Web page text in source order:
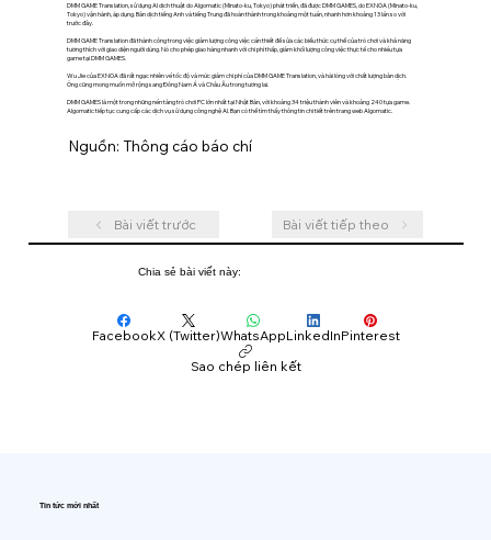
DMM GAME Translation, sử dụng AI dịch thuật do Algomatic (Minato-ku, Tokyo) phát triển, đã được DMM GAMES, do EXNOA (Minato-ku,
Tokyo) vận hành, áp dụng. Bản dịch tiếng Anh và tiếng Trung đã hoàn thành trong khoảng một tuần, nhanh hơn khoảng 13 lần so với
trước đây.
DMM GAME Translation đã thành công trong việc giảm lượng công việc cần thiết để sửa các biểu thức cụ thể của trò chơi và khả năng
tương thích với giao diện người dùng. Nó cho phép giao hàng nhanh với chi phí thấp, giảm khối lượng công việc thực tế cho nhiều tựa
game tại DMM GAMES.
Wu Jie của EXNOA đã rất ngạc nhiên về tốc độ và mức giảm chi phí của DMM GAME Translation, và hài lòng với chất lượng bản dịch.
Ông cũng mong muốn mở rộng sang Đông Nam Á và Châu Âu trong tương lai.
DMM GAMES là một trong những nền tảng trò chơi PC lớn nhất tại Nhật Bản, với khoảng 34 triệu thành viên và khoảng 240 tựa game.
Algomatic tiếp tục cung cấp các dịch vụ sử dụng công nghệ AI. Bạn có thể tìm thấy thông tin chi tiết trên trang web Algomatic.
Nguồn: Thông cáo báo chí
Bài viết trước Bài viết tiếp theo
Chia sẻ bài viết này:
FacebookX (Twitter)WhatsAppLinkedInPinterest
Sao chép liên kết
Tin tức mới nhất